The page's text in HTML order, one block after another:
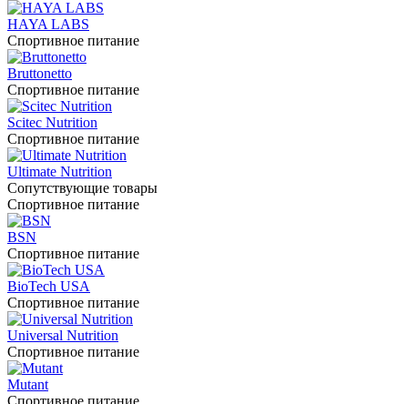
HAYA LABS
Спортивное питание
Bruttonetto
Спортивное питание
Scitec Nutrition
Спортивное питание
Ultimate Nutrition
Сопутствующие товары
Спортивное питание
BSN
Спортивное питание
BioTech USA
Спортивное питание
Universal Nutrition
Спортивное питание
Mutant
Спортивное питание